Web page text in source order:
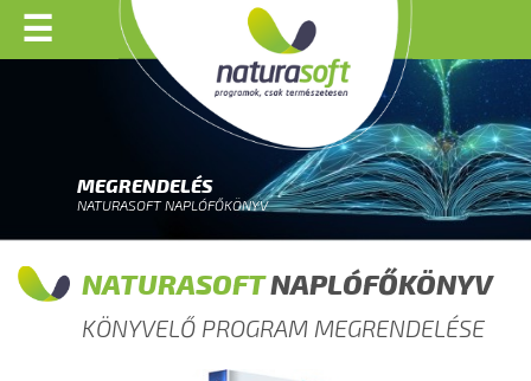
☰
MEGRENDELÉS
NATURASOFT NAPLÓFŐKÖNYV
NATURASOFTNAPLÓFŐKÖNYV
KÖNYVELŐ PROGRAM MEGRENDELÉSE